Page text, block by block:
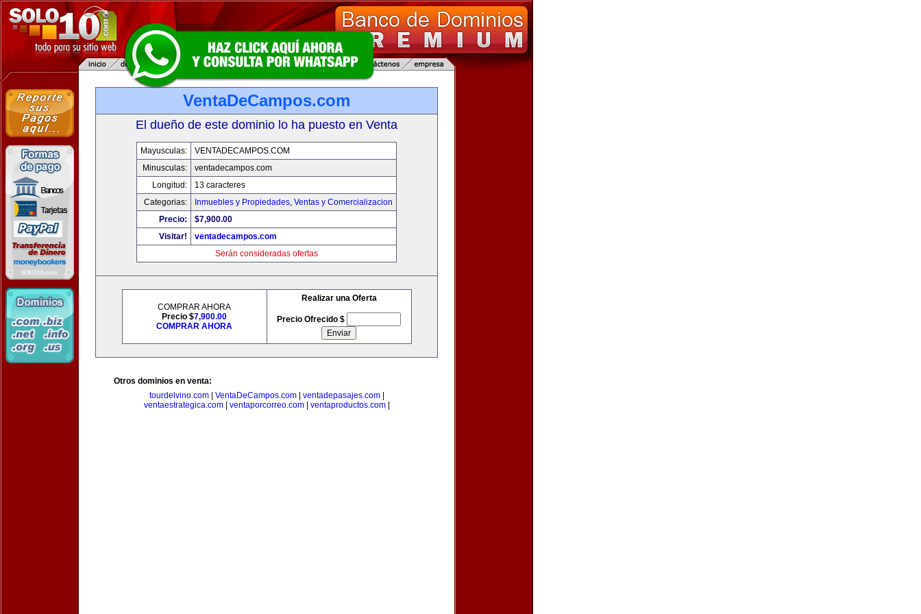
VentaDeCampos.com
El dueño de este dominio lo ha puesto en Venta
Mayusculas:
VENTADECAMPOS.COM
Minusculas:
ventadecampos.com
Longitud:
13 caracteres
Categorias:
Inmuebles y Propiedades, Ventas y Comercializacion
Precio:
$7,900.00
Visitar!
ventadecampos.com
Serán consideradas ofertas
COMPRAR AHORA
Precio $7,900.00
COMPRAR AHORA
Realizar una Oferta
Precio Ofrecido $
Otros dominios en venta:
tourdelvino.com| VentaDeCampos.com| ventadepasajes.com|
ventaestrategica.com| ventaporcorreo.com| ventaproductos.com|